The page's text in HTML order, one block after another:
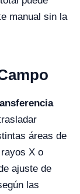
manual sin la
áreas de
X o
ajuste de
las